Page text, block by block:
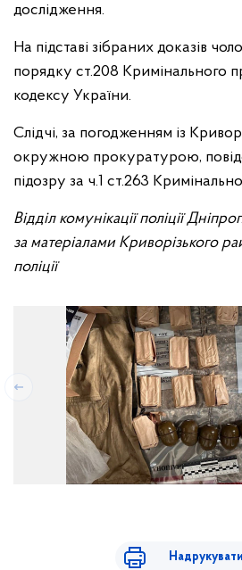
дослідження.
На підставі зібраних доказів
порядку ст.208 Кримінального
кодексу України.
Слідчі, за погодженням із
окружною прокуратурою,
підозру за ч.1 ст.263
Відділ комунікації поліції
за матеріалами Криворізького
поліції
Надрукувати